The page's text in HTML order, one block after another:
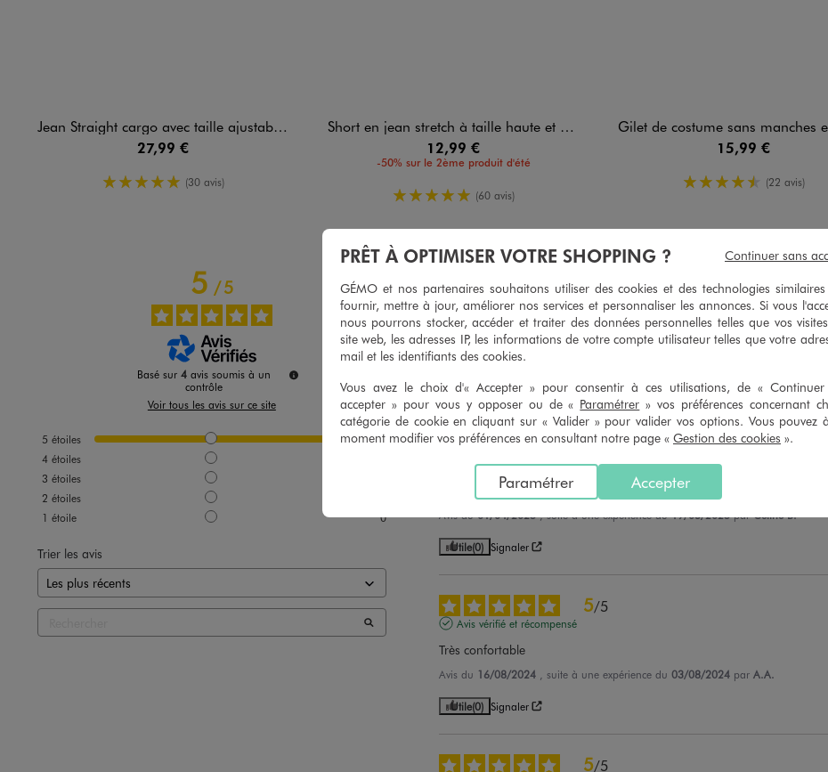
Jean Straight cargo avec taille ajustable fille
27,99 €
5/5 de moyenne
(30 avis)
Short en jean stretch à taille haute et revers fille
12,99 €
-50% sur le 2ème produit d'été
5/5 de moyenne
(60 avis)
Gilet de costume sans manches en
15,99 €
4.5/5 de moyenne
(22 avis)
5/5
Basé sur 4 avis soumis à un
contrôle
Voir tous les avis sur ce site
5 étoiles
4
4 étoiles
3 étoiles
2 étoiles
1 étoile 0
Trier les avis
5 /5
Avis vérifié et récompensé
Bien
Avis du25/06/2025
Utile (0) Signaler
5/ 5
Avis vérifié et récompensé
Acheté en 2 tailles, pour ma fille et pour moi. . En plusieurs coloris.
Avis du01/04/2025 , suite à une expérience du19/03/2025 parCeline B.
Utile(0) Signaler
5/5
Avis vérifié et récompensé
Très confortable
Avis du 16/08/2024 , suite à une expérience du 03/08/2024 par A.A.
Utile(0) Signaler
5/5
PRÊT À OPTIMISER VOTRE SHOPPING ?
GÉMO et nos partenaires souhaitons utiliser des cookies et des technologies
fournir, mettre à jour, améliorer nos services et personnaliser les annonces. Si vous
nous pourrons stocker, accéder et traiter des données personnelles telles que vos
site web, les adresses IP, les informations de votre compte utilisateur telles que votre
mail et les identifiants des cookies.
Vous avez le choix d'« Accepter » pour consentir à ces utilisations, de « Continuer
accepter » pour vous y opposer ou de « Paramétrer » vos préférences concernant
catégorie de cookie en cliquant sur « Valider » pour valider vos options. Vous pouvez
moment modifier vos préférences en consultant notre page « Gestion des cookies ».
Accepter
Paramétrer
Continuer sans